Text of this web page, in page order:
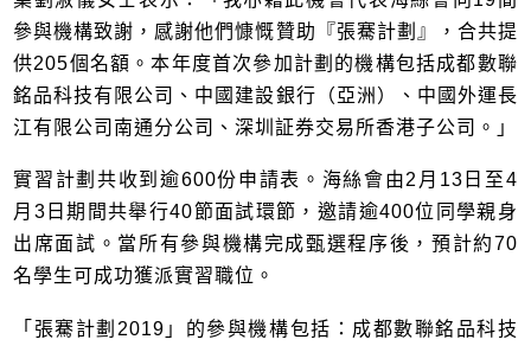
參與機構致謝，感謝他們慷慨贊助『張騫計劃』，合共提
供205個名額。本年度首次參加計劃的機構包括成都數聯
銘品科技有限公司、中國建設銀行（亞洲）、中國外運長
江有限公司南通分公司、深圳証券交易所香港子公司。」
實習計劃共收到逾600份申請表。海絲會由2月13日至4
月3日期間共舉行40節面試環節，邀請逾400位同學親身
出席面試。當所有參與機構完成甄選程序後，預計約70
名學生可成功獲派實習職位。
「張騫計劃2019」的參與機構包括：成都數聯銘品科技